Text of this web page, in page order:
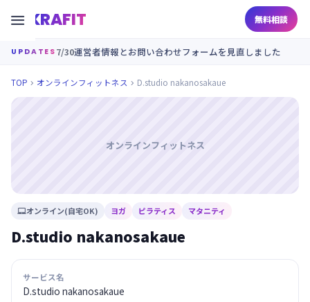
KRAFIT 無料相談

UPDATES 7/30運営者情報とお問い合わせフォームを見直しました
TOP  オンラインフィットネス  D.studio nakanosakaue
オンラインフィットネス
オンライン(自宅OK) ヨガ ピラティス マタニティ
D.studio nakanosakaue
サービス名
D.studio nakanosakaue